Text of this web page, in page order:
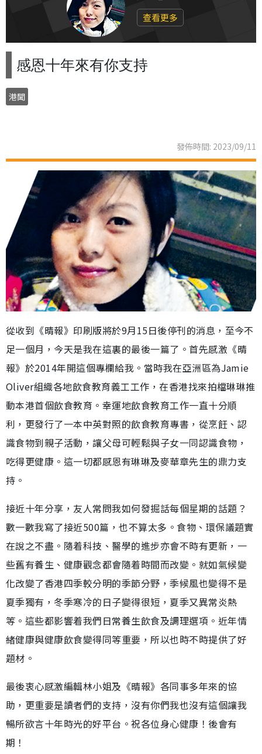
查看更多
感恩十年來有你支持
港聞
發佈時間: 2023/09/11
從收到《晴報》印刷版將於9月15日後停刊的消息，至今不
足一個月，今天是我在這裏的最後一篇了。首先感激《晴
報》於2014年開這個專欄給我。當時我在亞洲區為Jamie
Oliver組織各地飲食教育義工工作，在香港找來拍檔琳琳推
動本港首個飲食教育。幸運地飲食教育工作一直十分順
利，更發行了一本中英對照的飲食教育專書，從烹飪、認
識食物到親子活動，讓父母可輕鬆與子女一同認識食物，
吃得更健康。這一切都感恩有琳琳及麥華章先生的鼎力支
持。
接近十年分享，友人常問我如何發掘話每個星期的話題？
數一數我寫了接近500篇，也不算太多。食物、環保議題實
在說之不盡。隨着科技、醫學的進步亦會不時有更新，一
些舊有養生、健康觀念都會隨着時間而改變。就如氣候變
化改變了香港四季較分明的季節分野，季候風也變得不是
夏季獨有，冬季寒冷的日子變得很短，夏季又異常炎熱
等。這些都影響着我們日常養生飲食及調理選項。近年情
緒健康與健康飲食變得同等重要，所以也時不時提供了好
題材。
最後衷心感激編輯林小姐及《晴報》各同事多年來的協
助，更重要是讀者們的支持，沒有你們我也沒有這個讓我
暢所欲言十年時光的好平台。祝各位身心健康！後會有
期！